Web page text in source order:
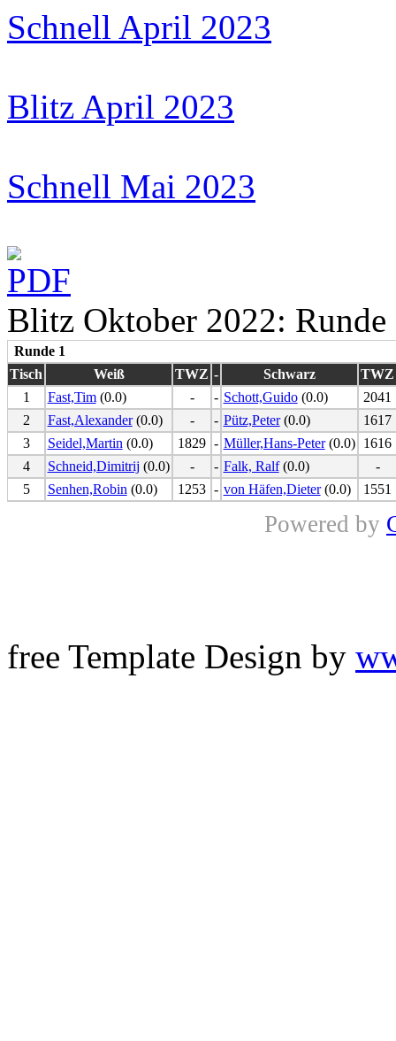
Schnell April 2023
Blitz April 2023
Schnell Mai 2023
Blitz Oktober 2022:
Runde 1
Tisch
Weiß TWZ - Schwarz
TWZ
1
Fast,Tim(0.0) - - Schott,Guido(0.0)
2041
2
Fast,Alexander(0.0) - - Pütz,Peter(0.0)
1617
3
Seidel,Martin (0.0) 1829 - Müller,Hans-Peter(0.0)
1616
4
Schneid,Dimitrij (0.0) - - Falk, Ralf(0.0)
-
5
Senhen,Robin (0.0) 1253 - von Häfen,Dieter(0.0) 1551
Powered by
free Template Design by